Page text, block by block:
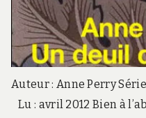
Auteur : Anne Perry
Lu : avril 2012 Bien à